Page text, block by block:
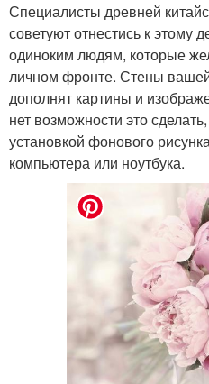
Специалисты древней
советуют отнестись к этому
одиноким людям, которые
личном фронте. Стены
дополнят картины и
нет возможности это
установкой фонового
компьютера или ноутбука.